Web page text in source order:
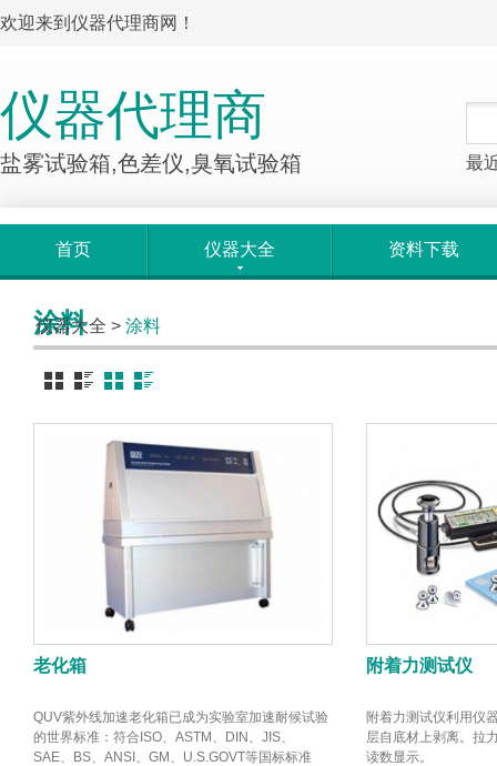
欢迎来到仪器代理商网！
仪器代理商
盐雾试验箱,色差仪,臭氧试验箱 最
首页 仪器大全 资料下载
仪器大全 > 涂料
涂料
老化箱
QUV紫外线加速老化箱已成为实验室加速耐候试验
的世界标准：符合ISO、ASTM、DIN、JIS、
SAE、BS、ANSI、GM、U.S.GOVT等国标标准
附着力测试仪
附着力测试仪利用仪
层自底材上剥离。拉
读数显示。